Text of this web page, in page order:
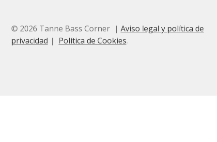
© 2026 Tanne Bass Corner
Aviso legal y política de
privacidad
Política de Cookies.